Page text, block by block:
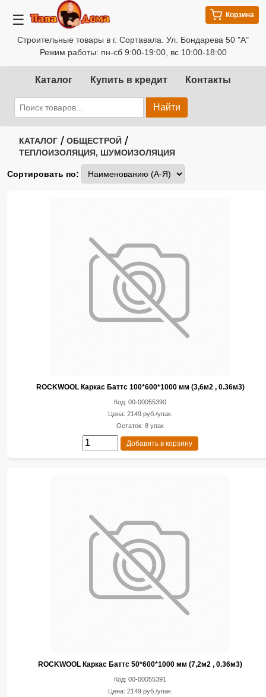
☰
Строительные товары в г. Сортавала. Ул. Бондарева 50 "А"
Режим работы: пн-сб 9:00-19:00, вс 10:00-18:00
Корзина
Каталог Купить в кредит Контакты
Найти
КАТАЛОГ / ОБЩЕСТРОЙ /
ТЕПЛОИЗОЛЯЦИЯ, ШУМОИЗОЛЯЦИЯ
Сортировать по:
ROCKWOOL Каркас Баттс 100*600*1000 мм (3,6м2 , 0.36м3)
Код: 00-00055390
Цена: 2149 руб./упак.
Остаток: 8 упак
Добавить в корзину
ROCKWOOL Каркас Баттс 50*600*1000 мм (7,2м2 , 0.36м3)
Код: 00-00055391
Цена: 2149 руб./упак.